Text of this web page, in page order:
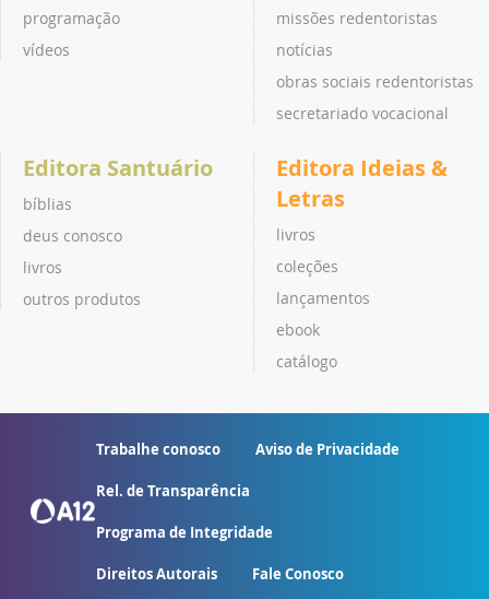
programação
vídeos
missões redentoristas
notícias
obras sociais redentoristas
secretariado vocacional
Editora Santuário
bíblias
deus conosco
livros
outros produtos
Editora Ideias &
Letras
livros
coleções
lançamentos
ebook
catálogo
Trabalhe conosco Aviso de Privacidade
Rel. de Transparência
Programa de Integridade
Direitos Autorais Fale Conosco